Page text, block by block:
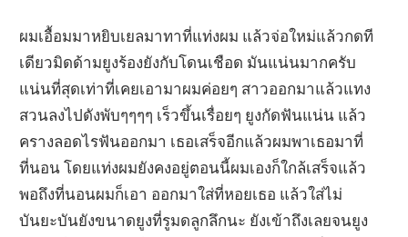
ผมเอื้อมมาหยิบเยลมาทาที่แท่งผม แล้วจ่อใหม่แล้วกดที
เดียวมิดด้ามยูงร้องยังกับโดนเชือด มันแน่นมากครับ
แน่นที่สุดเท่าที่เคยเอามาผมค่อยๆ สาวออกมาแล้วแทง
สวนลงไปดังพับๆๆๆๆ เร็วขึ้นเรื่อยๆ ยูงกัดฟันแน่น แล้ว
ครางลอดไรฟันออกมา เธอเสร็จอีกแล้วผมพาเธอมาที่
ที่นอน โดยแท่งผมยังคงอยู่ตอนนี้ผมเองก็ใกล้เสร็จแล้ว
พอถึงที่นอนผมก็เอา ออกมาใส่ที่หอยเธอ แล้วใส่ไม่
บันยะบันยังขนาดยูงที่รูมดลูกลึกนะ ยังเข้าถึงเลยจนยูง